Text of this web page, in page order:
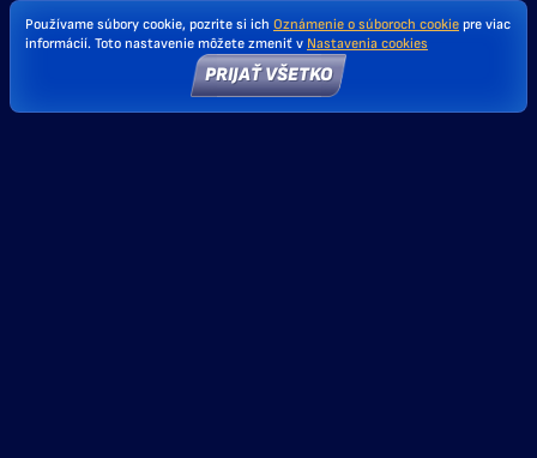
Používame súbory cookie, pozrite si ich Oznámenie o súboroch cookie pre viac
informácií. Toto nastavenie môžete zmeniť v Nastavenia cookies
PRIJAŤ VŠETKO